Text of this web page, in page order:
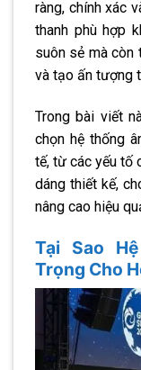
ràng, chính xác
thanh phù hợp
suôn sẻ mà còn
và tạo ấn tượng
Trong bài viết
chọn hệ thống
tế, từ các yếu tố
dáng thiết kế,
nâng cao hiệu
Tại Sao
Trọng Cho